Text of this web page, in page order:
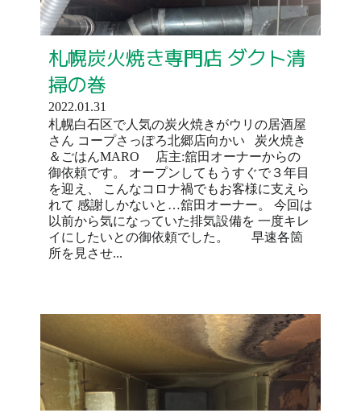
札幌炭火焼き専門店 ダクト清
掃の巻
2022.01.31
札幌白石区で人気の炭火焼きがウリの居酒屋
さん コープさっぽろ北郷店向かい 炭火焼き
＆ごはんMARO 店主:舘田オーナーからの
御依頼です。 オープンしてもうすぐで３年目
を迎え、 こんなコロナ禍でもお客様に支えら
れて 感謝しかないと…舘田オーナー。 今回は
以前から気になっていた排気設備を 一度キレ
イにしたいとの御依頼でした。 早速各箇
所を見させ...